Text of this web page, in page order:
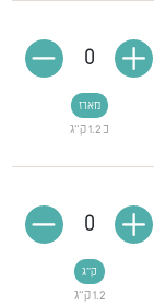
כ 1.2 ק"ג
מארז
0
1.2 ק"ג
ק"ג
0